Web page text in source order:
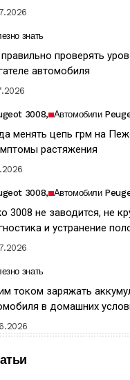
знать
проверять
автомобиля
3008 Автомобили
менять цепь грм на
растяжения
3008 Автомобили
3008 не заводится, не
и устранение
знать
током заряжать
в домашних